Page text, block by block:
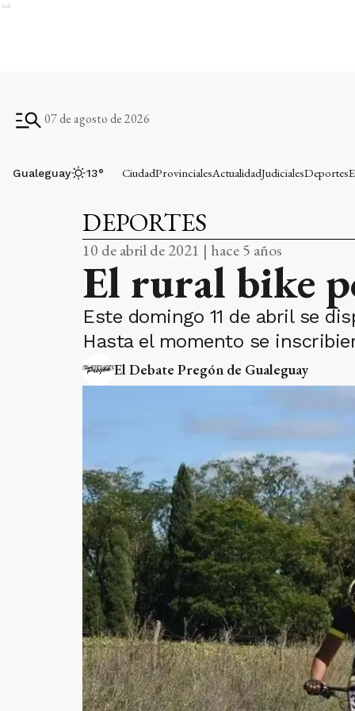
Ads
07 de agosto de 2026
Gualeguay 13° CiudadProvincialesActualidadJudicialesDeportes
DEPORTES
10 de abril de 2021 | hace 5 años
El rural bike
Este domingo 11 de abril se
Hasta el momento se
El Debate Pregón de Gualeguay